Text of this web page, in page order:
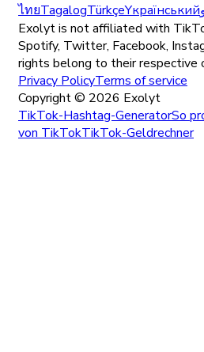
ไทยTagalogTürkçeYкраїнський
Exolyt is not affiliated with
Spotify, Twitter, Facebook,
rights belong to their respective
Privacy PolicyTerms of service
Copyright © 2026 Exolyt
TikTok-Hashtag-GeneratorSo
von TikTokTikTok-Geldrechner